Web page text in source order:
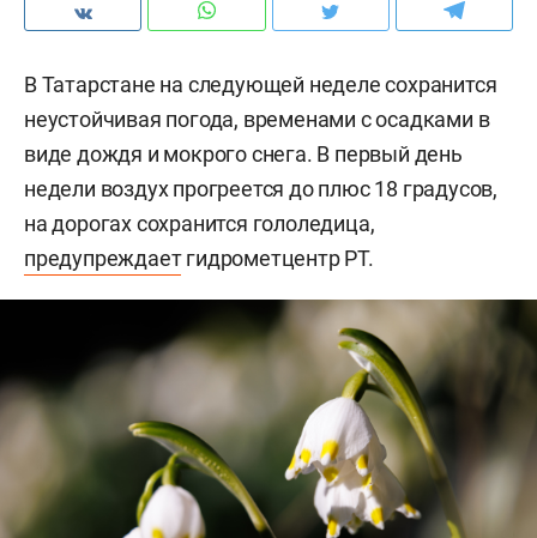
В Татарстане на следующей неделе сохранится
неустойчивая погода, временами с осадками в
виде дождя и мокрого снега. В первый день
недели воздух прогреется до плюс 18 градусов,
на дорогах сохранится гололедица,
предупреждаетгидрометцентр РТ.